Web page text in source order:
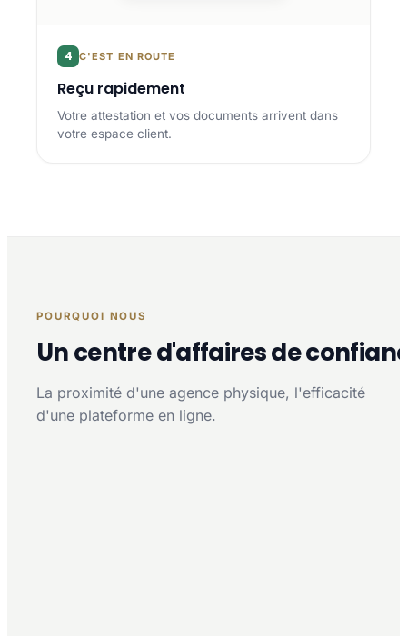
4 C'EST EN ROUTE
Reçu rapidement
Votre attestation et vos documents arrivent dans
votre espace client.
POURQUOI NOUS
Un centre d'affaires de
La proximité d'une agence physique, l'efficacité
d'une plateforme en ligne.